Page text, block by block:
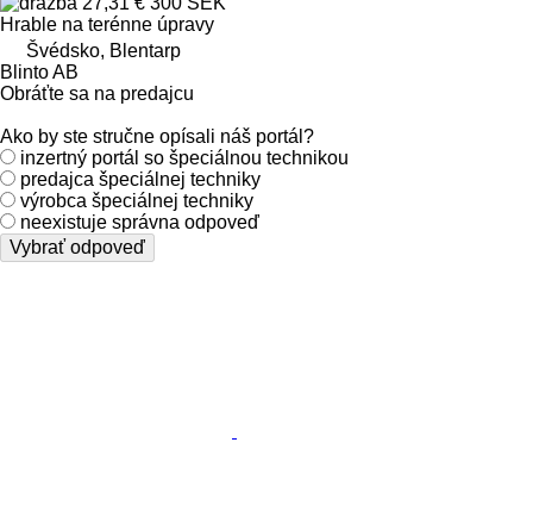
Hrable na terénne úpravy
Švédsko, Blentarp
Blinto AB
Obráťte sa na predajcu
Ako by ste stručne opísali náš portál?
inzertný portál so špeciálnou technikou
predajca špeciálnej techniky
výrobca špeciálnej techniky
neexistuje správna odpoveď
Vybrať odpoveď